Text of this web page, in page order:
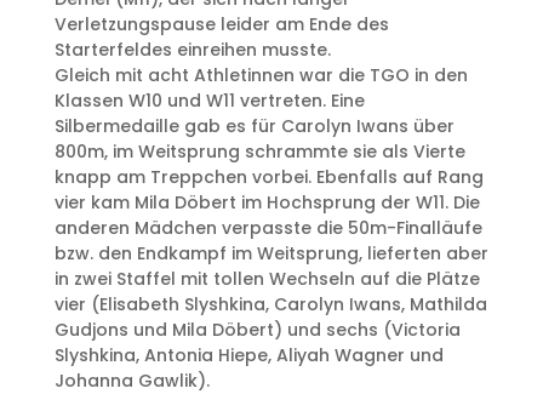
Verletzungspause leider am Ende des
Starterfeldes einreihen musste.
Gleich mit acht Athletinnen war die TGO in den
Klassen W10 und W11 vertreten. Eine
Silbermedaille gab es für Carolyn Iwans über
800m, im Weitsprung schrammte sie als Vierte
knapp am Treppchen vorbei. Ebenfalls auf Rang
vier kam Mila Döbert im Hochsprung der W11. Die
anderen Mädchen verpasste die 50m-Finalläufe
bzw. den Endkampf im Weitsprung, lieferten aber
in zwei Staffel mit tollen Wechseln auf die Plätze
vier (Elisabeth Slyshkina, Carolyn Iwans, Mathilda
Gudjons und Mila Döbert) und sechs (Victoria
Slyshkina, Antonia Hiepe, Aliyah Wagner und
Johanna Gawlik).